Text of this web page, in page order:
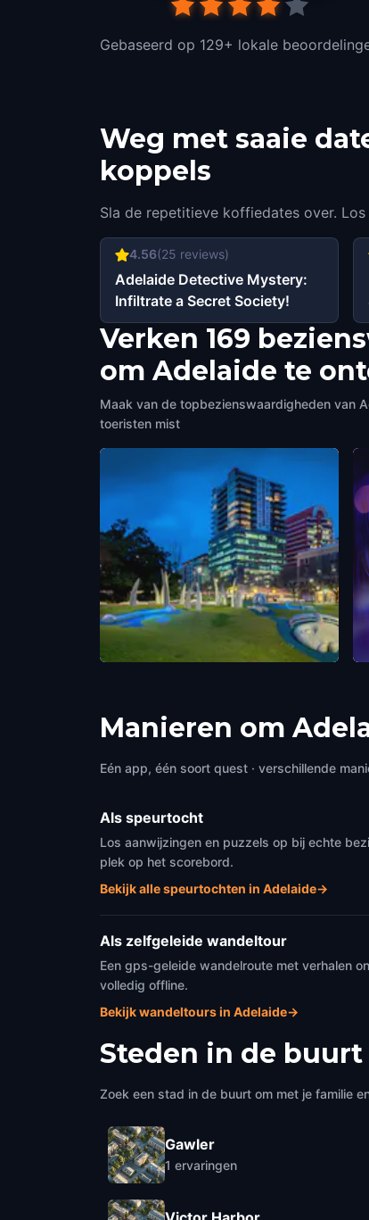
Gebaseerd op 129+ lokale
Weg met saaie
koppels
Sla de repetitieve koffiedates over.
4.56(25 reviews)
Adelaide Detective Mystery:
Infiltrate a Secret Society!
Verken 169
om Adelaide te
Maak van de topbezienswaardigheden van
toeristen mist
Manieren om
Eén app, één soort quest · verschillende
Als speurtocht
Los aanwijzingen en puzzels op bij echte
plek op het scorebord.
Bekijk alle speurtochten in Adelaide→
Als zelfgeleide wandeltour
Een gps-geleide wandelroute met verhalen
volledig offline.
Bekijk wandeltours in Adelaide→
Steden in de buurt
Zoek een stad in de buurt om met je familie
Gawler
1 ervaringen